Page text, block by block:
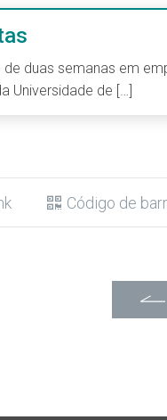
duas semanas em
Universidade de […]
Código de